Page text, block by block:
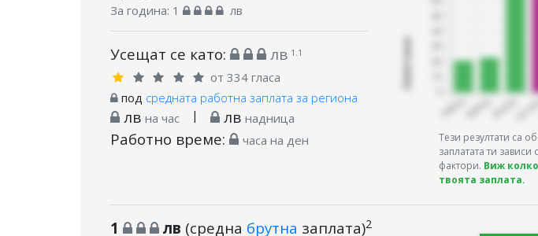
За година: 1 лв
Усещат се като: лв 1.1
от 334 гласа
под средната работна заплата за региона
лв на час | лв надница
Работно време: часа на ден
Тези резултати са
заплатата ти
фактори. Виж
твоята заплата.
1 лв (средна брутна заплата)2